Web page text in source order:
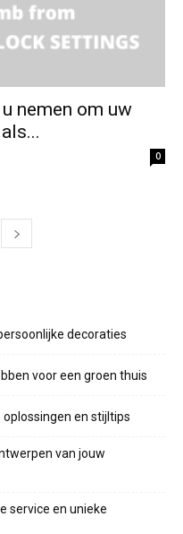
nemen om uw
0
decoraties
voor een groen thuis
en stijltips
van jouw
service en unieke